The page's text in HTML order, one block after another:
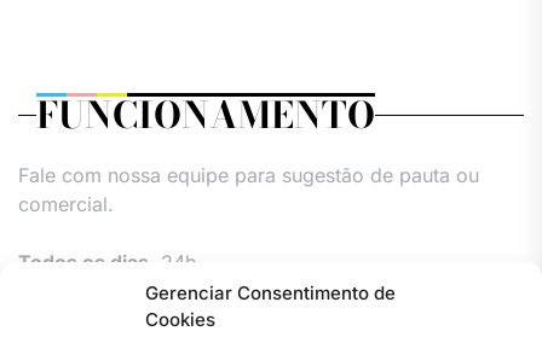
Gerenciar Consentimento de
Cookies
FUNCIONAMENTO
Fale com nossa equipe para sugestão de pauta ou
comercial.
Todos os dias, 24h.